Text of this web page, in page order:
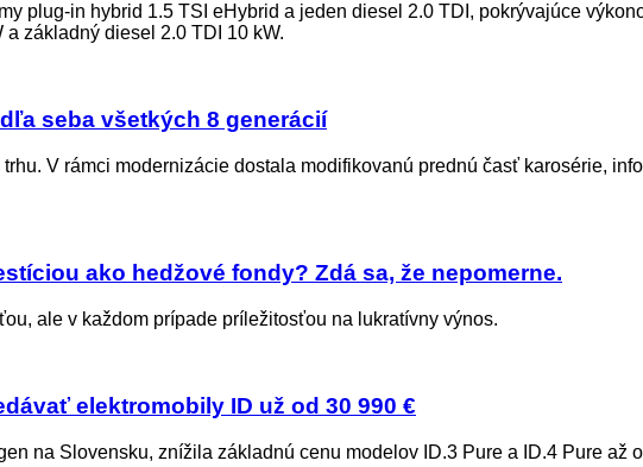
plug-in hybrid 1.5 TSI eHybrid a jeden diesel 2.0 TDI, pokrývajúce
základný diesel 2.0 TDI 10 kW.
seba všetkých 8 generácií
V rámci modernizácie dostala modifikovanú prednú časť karosérie,
ako hedžové fondy? Zdá sa, že nepomerne.
ale v každom prípade príležitosťou na lukratívny výnos.
elektromobily ID už od 30 990 €
na Slovensku, znížila základnú cenu modelov ID.3 Pure a ID.4 Pure až